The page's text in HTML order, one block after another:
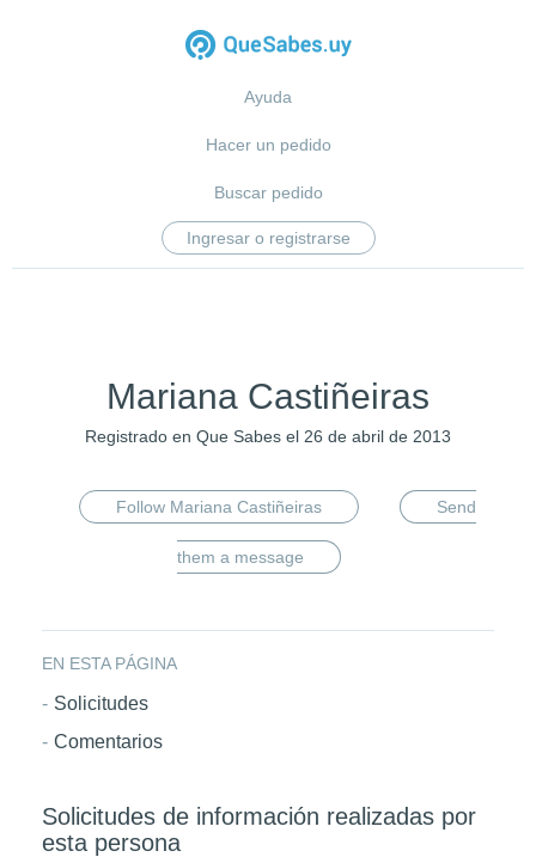
Ayuda
Hacer un pedido
Buscar pedido
Ingresar o registrarse
Mariana Castiñeiras
Registrado en Que Sabes el 26 de abril de 2013
Follow Mariana Castiñeiras Send
them a message
EN ESTA PÁGINA
Solicitudes
Comentarios
Solicitudes de información realizadas por
esta persona